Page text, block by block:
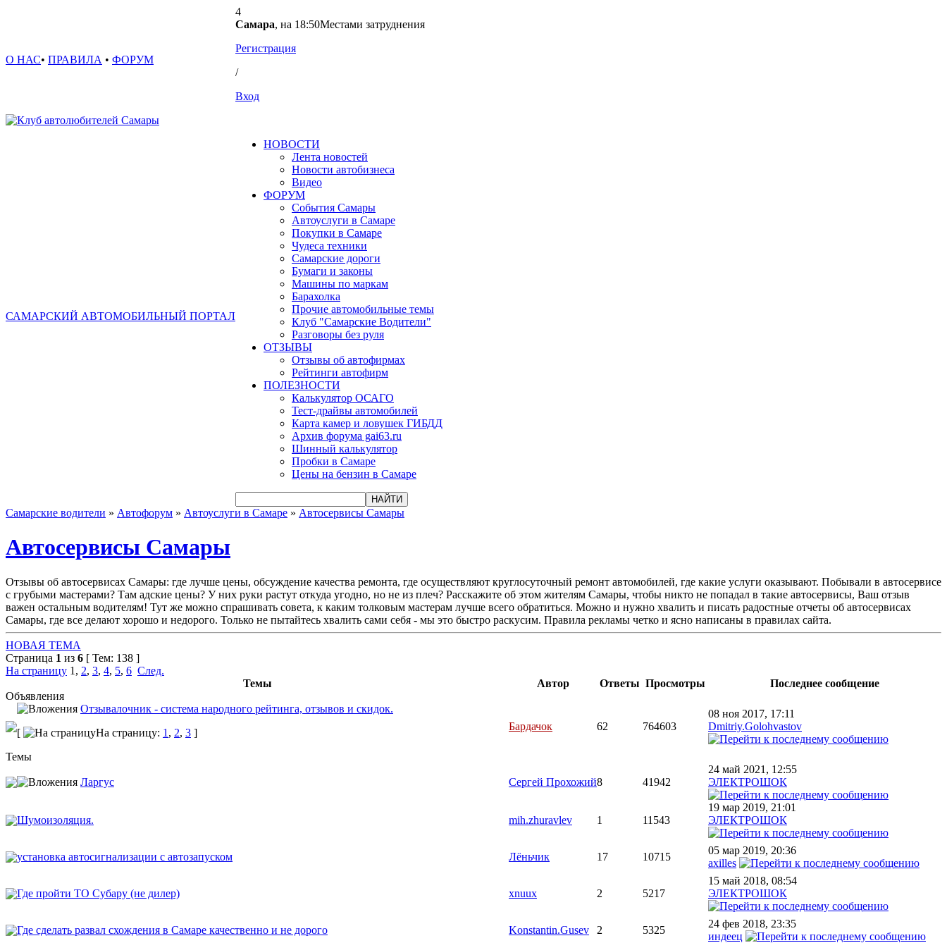
О НАС• ПРАВИЛА • ФОРУМ
4
Самара, на 18:50Местами затруднения
Регистрация
/
Вход
САМАРСКИЙ АВТОМОБИЛЬНЫЙ ПОРТАЛ
НОВОСТИ
Лента новостей
Новости автобизнеса
Видео
ФОРУМ
События Самары
Автоуслуги в Самаре
Покупки в Самаре
Чудеса техники
Самарские дороги
Бумаги и законы
Машины по маркам
Барахолка
Прочие автомобильные темы
Клуб "Самарские Водители"
Разговоры без руля
ОТЗЫВЫ
Отзывы об автофирмах
Рейтинги автофирм
ПОЛЕЗНОСТИ
Калькулятор ОСАГО
Тест-драйвы автомобилей
Карта камер и ловушек ГИБДД
Архив форума gai63.ru
Шинный калькулятор
Пробки в Самаре
Цены на бензин в Самаре
Самарские водители » Автофорум » Автоуслуги в Самаре » Автосервисы Самары
Автосервисы Самары
Отзывы об автосервисах Самары: где лучше цены, обсуждение качества ремонта, где осуществляют круглосуточный ремонт автомобилей, где какие услуги оказывают. Побывали в автосервисе
с грубыми мастерами? Там адские цены? У них руки растут откуда угодно, но не из плеч? Расскажите об этом жителям Самары, чтобы никто не попадал в такие автосервисы, Ваш отзыв
важен остальным водителям! Тут же можно спрашивать совета, к каким толковым мастерам лучше всего обратиться. Можно и нужно хвалить и писать радостные отчеты об автосервисах
Самары, где все делают хорошо и недорого. Только не пытайтесь хвалить сами себя - мы это быстро раскусим. Правила рекламы четко и ясно написаны в правилах сайта.
НОВАЯ ТЕМА
Страница 1 из 6 [ Тем: 138 ]
На страницу 1 , 2, 3, 4, 5, 6 След.
Темы
Автор Ответы Просмотры
Последнее сообщение
Объявления
Отзывалочник - система народного рейтинга, отзывов и скидок.
[
На страницу: 1 , 2, 3 ]
Бардачок 62 764603
08 ноя 2017, 17:11
Dmitriy.Golohvastov
Темы
Ларгус Сергей Прохожий8 41942
24 май 2021, 12:55
ЭЛЕКТРОШОК
Шумоизоляция. mih.zhuravlev 1 11543
19 мар 2019, 21:01
ЭЛЕКТРОШОК
установка автосигнализации с автозапуском Лёньчик 17 10715
05 мар 2019, 20:36
axilles
Где пройти ТО Субару (не дилер) xnuux 2 5217
15 май 2018, 08:54
ЭЛЕКТРОШОК
Где сделать развал схождения в Самаре качественно и не дорого Konstantin.Gusev 2 5325
24 фев 2018, 23:35
индеец